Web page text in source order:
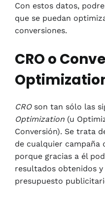
Con estos datos,
que se puedan
conversiones.
CRO o
CROson tan sólo las
Optimization (u
Conversión). Se trata
de cualquier campaña
porque gracias a él
resultados obtenidos
presupuesto